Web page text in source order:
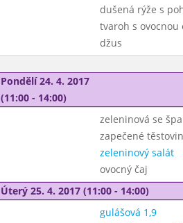
dušená rýže s
tvaroh s ovocnou
džus
Pondělí 24. 4. 2017
(11:00 - 14:00)
zeleninová se
zapečené
zeleninový salát
ovocný čaj
Úterý 25. 4. 2017 (11:00 - 14:00)
gulášová 1,9